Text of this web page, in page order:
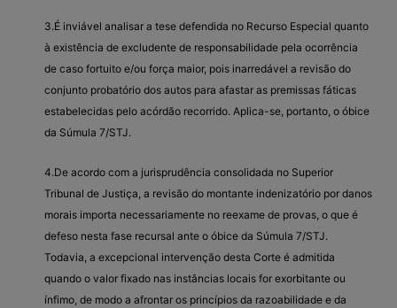
3.É inviável analisar a tese defendida no Recurso Especial quanto
à existência de excludente de responsabilidade pela ocorrência
de caso fortuito e/ou força maior, pois inarredável a revisão do
conjunto probatório dos autos para afastar as premissas fáticas
estabelecidas pelo acórdão recorrido. Aplica-se, portanto, o óbice
da Súmula 7/STJ.
4.De acordo com a jurisprudência consolidada no Superior
Tribunal de Justiça, a revisão do montante indenizatório por danos
morais importa necessariamente no reexame de provas, o que é
defeso nesta fase recursal ante o óbice da Súmula 7/STJ.
Todavia, a excepcional intervenção desta Corte é admitida
quando o valor fixado nas instâncias locais for exorbitante ou
ínfimo, de modo a afrontar os princípios da razoabilidade e da